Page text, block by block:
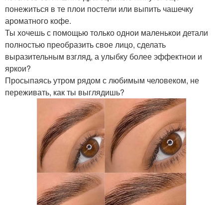
понежиться в те плои постели или выпить чашечку
ароматного кофе.
Ты хочешь с помощью только однои маленькои детали
полностью преобразить свое лицо, сделать
выразительным взгляд, а улыбку более эффектнои и
яркои?
Просыпаясь утром рядом с любимым человеком, не
переживать, как ты выглядишь?